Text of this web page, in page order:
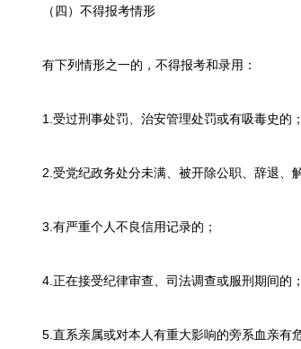
（四）不得报考情形
有下列情形之一的，不得报考和录用：
1.受过刑事处罚、治安管理处罚或有吸毒史的；
2.受党纪政务处分未满、被开除公职、辞退、解
3.有严重个人不良信用记录的；
4.正在接受纪律审查、司法调查或服刑期间的；
5.直系亲属或对本人有重大影响的旁系血亲有